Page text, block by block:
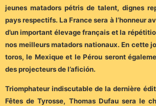
jeunes matadors pétris de talent, dignes
pays respectifs. La France sera à l’honneur
d’un important élevage français et la
nos meilleurs matadors nationaux. En cette
toros, le Mexique et le Pérou seront
des projecteurs de l’afición.
Triomphateur indiscutable de la dernière
Fêtes de Tyrosse, Thomas Dufau sera le